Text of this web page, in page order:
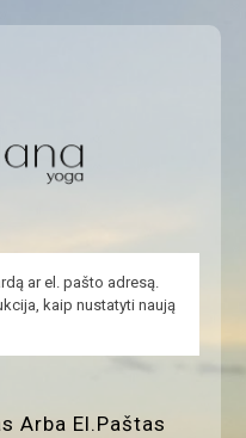
ar el. pašto adresą.
kaip nustatyti naują
Arba El.paštas